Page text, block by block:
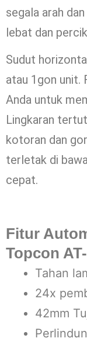
segala arah
lebat dan
Sudut
atau 1gon unit.
Anda untuk
Lingkaran
kotoran dan
terletak di
cepat.
Fitur
Topcon
Tahan
24x
42mm